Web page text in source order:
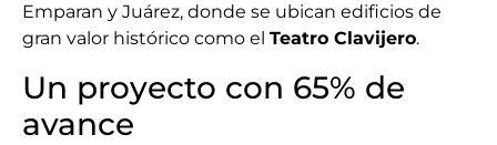
Emparan y Juárez, donde se ubican edificios de
gran valor histórico como el Teatro Clavijero.
Un proyecto con 65% de
avance